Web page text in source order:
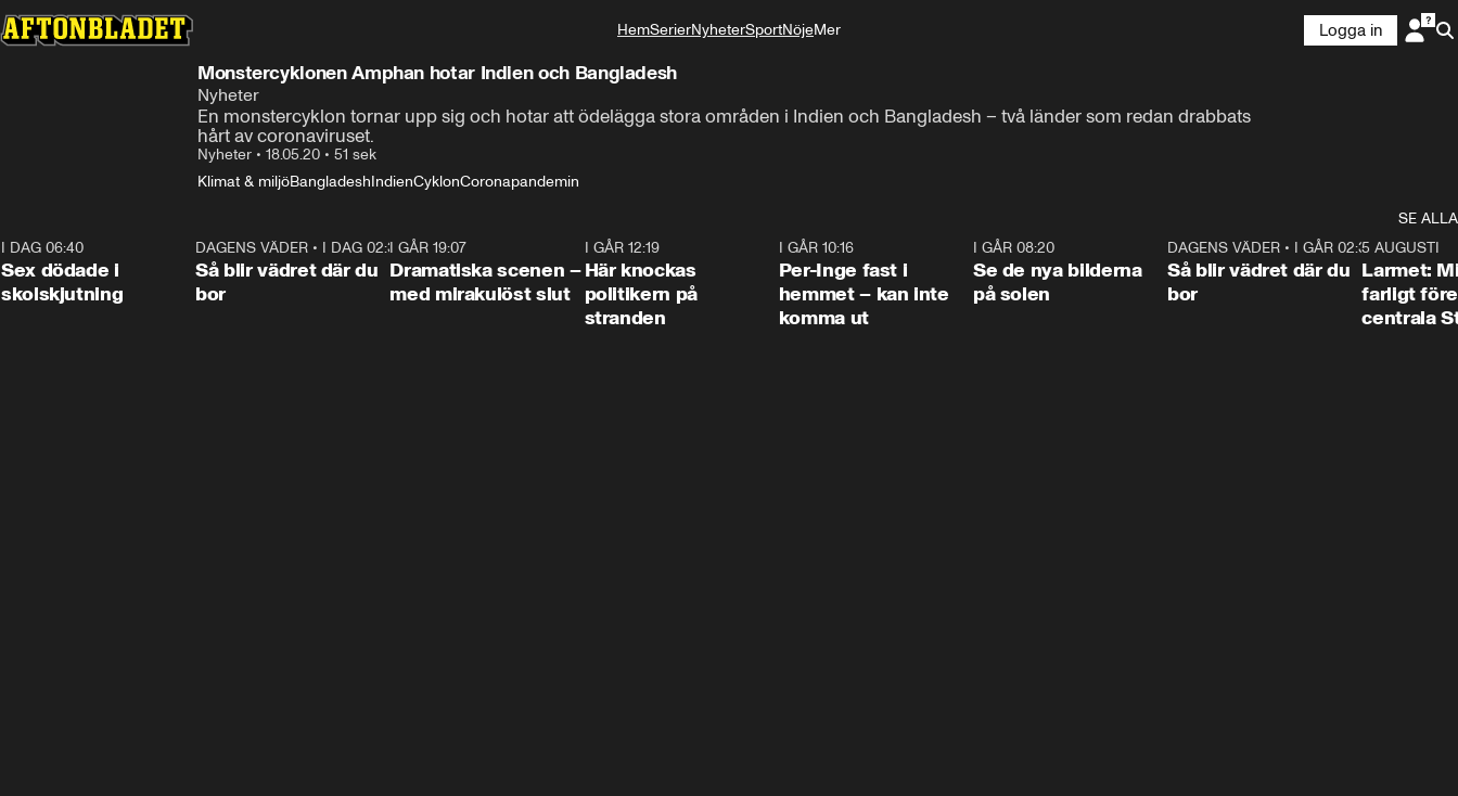
HemSerierNyheterSportNöjeMer
Logga in
Monstercyklonen Amphan hotar Indien och Bangladesh
Nyheter
En monstercyklon tornar upp sig och hotar att ödelägga stora områden i Indien och Bangladesh – två länder som redan drabbats
hårt av coronaviruset.
Nyheter • 18.05.20 • 51 sek
Klimat & miljöBangladeshIndienCyklonCoronapandemin
SE ALLA
I DAG 06:40
Sex dödade i
skolskjutning
1:06
DAGENS VÄDER • I DAG 02:30
Så blir vädret där du
bor
I GÅR 19:07
Dramatiska scenen –
med mirakulöst slut
I GÅR 12:19
Här knockas
politikern på
stranden
I GÅR 10:16
Per-Inge fast i
hemmet – kan inte
komma ut
I GÅR 08:20
Se de nya bilderna
på solen
1:06
DAGENS VÄDER • I GÅR 02:30
Så blir vädret där du
bor
5 AUGUSTI
Larmet:
farligt
centrala